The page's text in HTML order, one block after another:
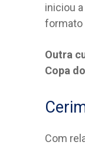
iniciou
formato
Outra
Copa
Com